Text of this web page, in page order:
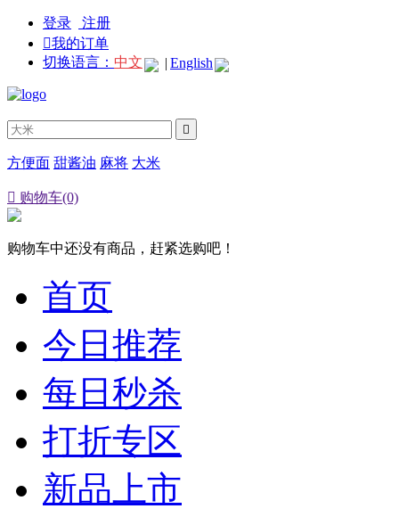
登录
注册
我的订单
切换语言： 中文 | English

方便面 甜酱油 麻将 大米
 购物车(0)
购物车中还没有商品，赶紧选购吧！
首页
今日推荐
每日秒杀
打折专区
新品上市